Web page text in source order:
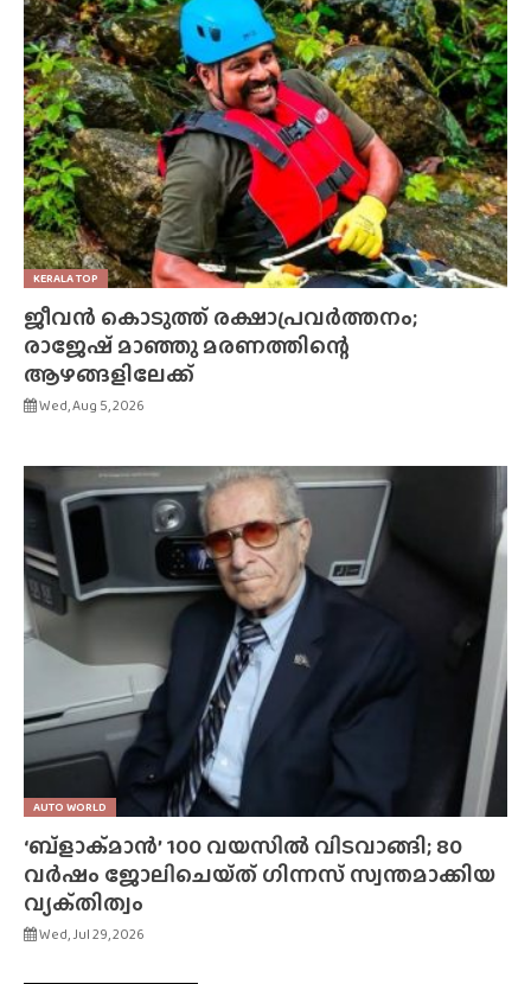
KERALA TOP
ജീവൻ കൊടുത്ത് രക്ഷാപ്രവർത്തനം;
രാജേഷ് മാഞ്ഞു മരണത്തിന്റെ
ആഴങ്ങളിലേക്ക്
Wed, Aug 5, 2026
AUTO WORLD
‘ബ്‌ളാക്‌മാൻ’ 100 വയസിൽ വിടവാങ്ങി; 80
വർഷം ജോലിചെയ്‌ത്‌ ഗിന്നസ് സ്വന്തമാക്കിയ
വ്യക്‌തിത്വം
Wed, Jul 29, 2026